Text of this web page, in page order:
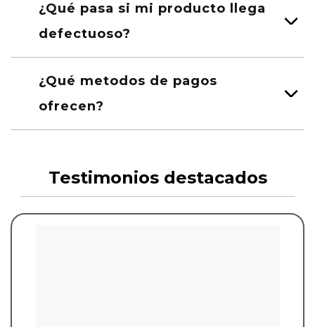
¿Qué pasa si mi producto llega
defectuoso?
¿Qué metodos de pagos
ofrecen?
Testimonios destacados